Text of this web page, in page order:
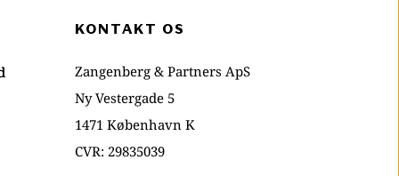
KONTAKT OS
Zangenberg & Partners ApS
Ny Vestergade 5
1471 København K
CVR: 29835039